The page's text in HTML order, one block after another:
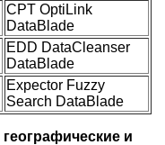
CPT OptiLink
DataBlade
EDD DataCleanser
DataBlade
Expector Fuzzy
Search DataBlade
и